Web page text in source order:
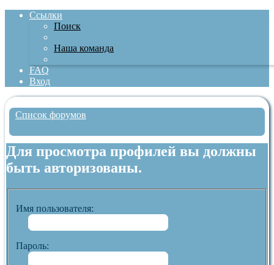
Ссылки
Поиск
Наша команда
FAQ
Вход
Список форумов
Для просмотра профилей вы должны
быть авторизованы.
Имя пользователя:
Пароль: